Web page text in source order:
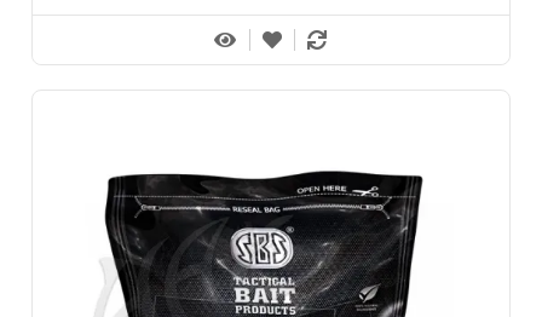
Ez biztosítja az SBS sikerét és azt,
hogy a termékek évekig megőrzik a minőségüket.
Néhány egyedi és hihetetlenül sikeres termék a palettáról:
- SBS Black Pepper Oil, ami egy tömény borsos kivonat
elkészítheti egyedi, igazán fogós oldódó bojliját
- SBS Flumino Groundbait, ami egy kedvelt vonzó felhősítő anyag
kedvező áron
- A bojlis szerelékek használóinak SBS Eurobase oldódó bojli
- A feeder horgászat szerelmeseinek az SBS Pop-Ups Fluro Mini